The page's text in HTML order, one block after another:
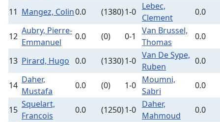
11 Mangez, Colin0.0 (1380)1-0
Lebec,
Clement
0.0
12
Aubry, Pierre-
Emmanuel
0.0 (0) 0-1
Van Brussel,
Thomas
0.0
13 Pirard, Hugo 0.0 (1330)1-0
Van De Sype,
Ruben
0.0
14
Daher,
Mustafa
0.0 (0) 1-0
Moumni,
Sabri
0.0
15
Squelart,
Francois
0.0 (1250)1-0
Daher,
Mahmoud
0.0